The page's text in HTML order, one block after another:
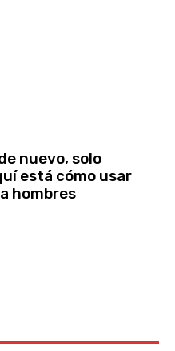
nuevo, solo
está cómo usar
hombres